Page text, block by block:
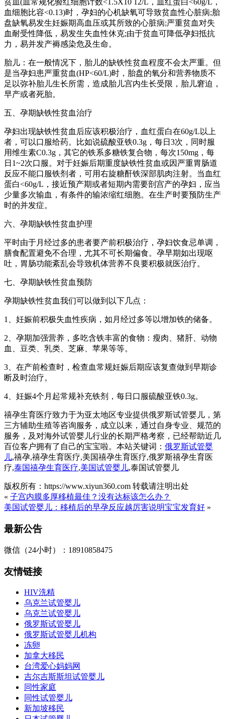
贫血(血常规化验红细胞计数<1.5X10 12/L，血红蛋白<60g/L，
血细胞比容<0.13)时，孕妇的心机缺氧可导致贫血性心脏病;胎
盘缺氧易发生妊娠期高血压或其所致的心脏病;严重贫血对失
血耐受性降低，易发生失血性休克;由于贫血可降低孕妇抵抗
力，易并发产褥感染危及生命。
胎儿：在一般情况下，胎儿的缺铁性贫血程度不会太严重。但
是当孕妇患严重贫血(HP<60/L)时，胎盘的氧分和营养物质不
足以弥补胎儿生长所需，造成胎儿宫内生长受限，胎儿窘迫，
早产或者死胎。
五、孕期缺铁性贫血治疗
孕妇出现缺铁性贫血后应该积极治疗，血红蛋白在60g/L以上
者，可以口服给药。比如说硫酸亚铁0.3g，每日3次，同时服
用维生素C0.3g，其它的铁系多糖铁复合物，每次150mg，每
日1~2次口服。对于妊娠后期重度缺铁性贫血或因严重胃肠道
反应不能口服铁剂者，可用右旋糖酐铁深部肌肉注射。当血红
蛋白<60g/L，接近预产期或者短期内需要剖宫产的孕妇，应当
少量多次输血，有条件的输浓缩红细胞。在生产时要预防生产
时的并发症。
六、孕期缺铁性贫血护理
平时由于月经过多的患者要产前积极治疗，孕妇饮食忌单调，
膳食配置避免不合理，尤其不可长期偏食。孕早期如出现呕
吐，胃肠功能紊乱会导致机体营养不良要积极就医治疗。
七、孕期缺铁性贫血预防
孕期缺铁性贫血我们可以做到以下几点：
1、妊娠前积极失血性疾病，如月经过多等以增加铁的储备。
2、孕期加强营养，多吃含铁丰富的食物：瘦肉、猪肝、动物
血、豆类、乳类、芝麻、苹果等等。
3、在产前检查时，检查血常规妊娠后期应该复查做到早期诊
断及时治疗。
4、妊娠4个月起常规补充铁剂，每日口服硫酸亚铁0.3g。
禧孕生育医疗致力于为亚太地区专业提供俄罗斯试管婴儿，第
三方辅助生殖等咨询服务，成立以来，通过自身专业、规范的
服务，及对海外试管婴儿行业的长期严格考察，已经帮助近几
百位客户拥有了自己的宝宝啦。本站关键词： 俄罗斯试管婴
儿,禧孕,禧孕生育医疗,美国禧孕生育医疗,俄罗斯禧孕生育医
疗,泰国禧孕生育医疗,美国试管婴儿,泰国试管婴儿
版权所有：https://www.xiyun360.com 转载请注明出处
« 子宫内膜多厚移植最佳？没有达标该怎么办？
美国试管婴儿：移植后的早孕反应越厉害说明宝宝发育好 »
最新公告
微信（24小时）：18910858475
友情链接
HIV洗精
乌克兰试管婴儿
乌克兰试管婴儿
俄罗斯试管婴儿
俄罗斯试管婴儿机构
冻卵
加拿大移民
台湾爱心妈妈网
吉尔吉斯斯坦试管婴儿
同性家庭
同性试管婴儿
新加坡移民